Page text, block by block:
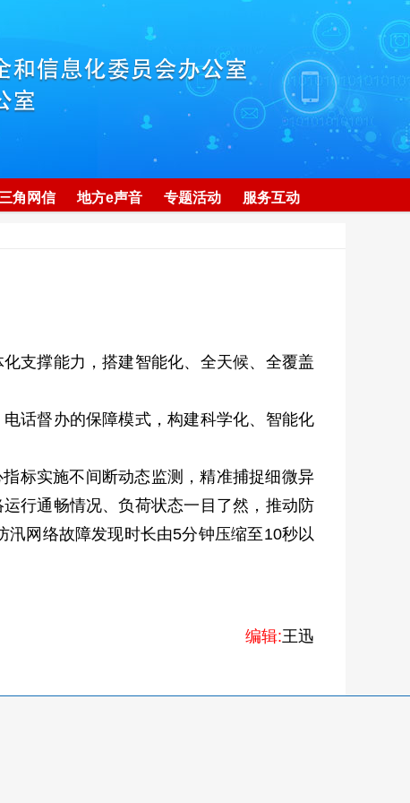
角网信 地方e声音 专题活动 服务互动
支撑能力，搭建智能化、全天候、全覆盖
话督办的保障模式，构建科学化、智能化
标实施不间断动态监测，精准捕捉细微异
行通畅情况、负荷状态一目了然，推动防
汛网络故障发现时长由5分钟压缩至10秒以
编辑:王迅